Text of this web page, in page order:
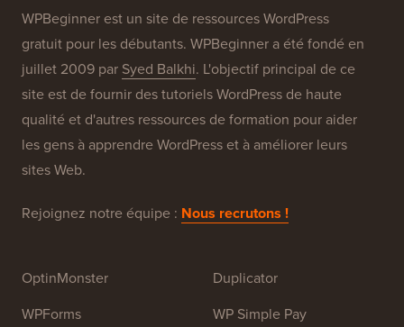
WPBeginner est un site de ressources WordPress
gratuit pour les débutants. WPBeginner a été fondé en
juillet 2009 par Syed Balkhi. L'objectif principal de ce
site est de fournir des tutoriels WordPress de haute
qualité et d'autres ressources de formation pour aider
les gens à apprendre WordPress et à améliorer leurs
sites Web.
Rejoignez notre équipe : Nous recrutons !
OptinMonster
WPForms
Duplicator
WP Simple Pay